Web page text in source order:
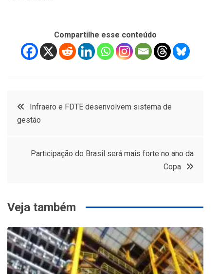
Compartilhe esse conteúdo
Navegação
de
Post
Infraero e FDTE desenvolvem sistema de
gestão
Participação do Brasil será mais forte no ano da
Copa
Veja também